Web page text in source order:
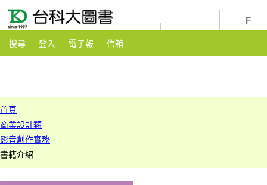
搜尋 登入 電子報 信箱
首頁
商業設計類
影音創作實務
書籍介紹